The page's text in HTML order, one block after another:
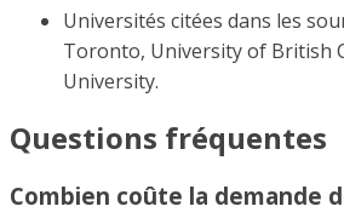
Universités citées dans les
Toronto, University of British
University.
Questions fréquentes
Combien coûte la demande